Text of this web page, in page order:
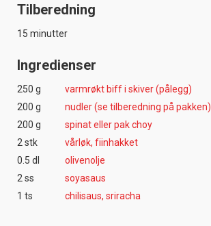
Tilberedning
15 minutter
Ingredienser
250 g
varmrøkt biff i skiver (pålegg)
200 g
nudler­ (se tilberedning på pakken)
200 g
spinat eller pak choy
2 stk
vårløk, fiinhakket
0.5 dl
olivenolje
2 ss
soyasaus
1 ts
chilisaus, sriracha